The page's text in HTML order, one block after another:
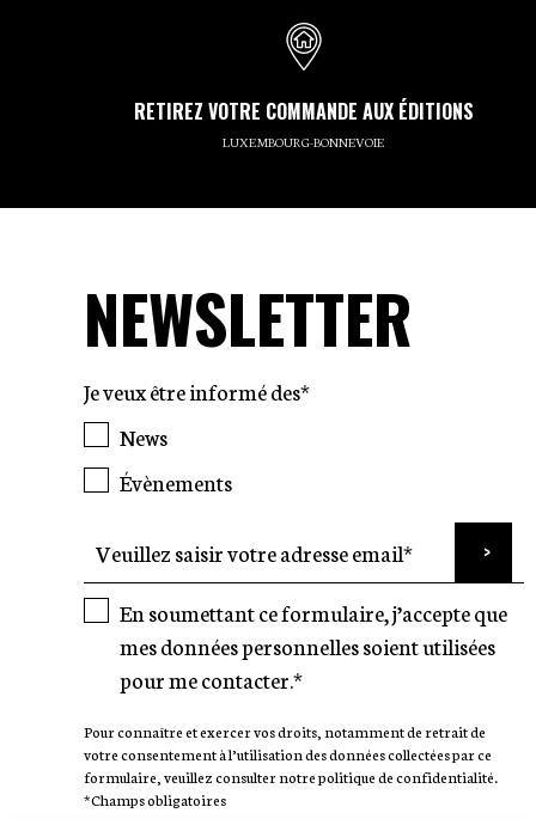
RETIREZ VOTRE COMMANDE AUX ÉDITIONS
LUXEMBOURG-BONNEVOIE
NEWSLETTER
Je veux être informé des*
News
Évènements
En soumettant ce formulaire, j’accepte que
mes données personnelles soient utilisées
pour me contacter.*
Pour connaître et exercer vos droits, notamment de retrait de
votre consentement à l’utilisation des données collectées par ce
formulaire, veuillez consulter notre politique de confidentialité.
*Champs obligatoires